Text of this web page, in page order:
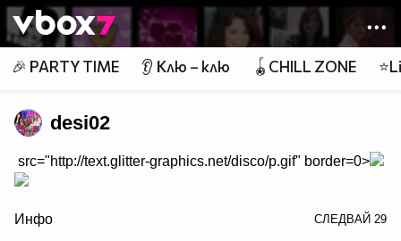
Member of
👾
🎉 PARTY TIME 👂 Клю – клю 🪀CHILL ZONE
desi02
src="http://text.glitter-graphics.net/disco/p.gif" border=0>
Инфо СЛЕДВАЙ 29